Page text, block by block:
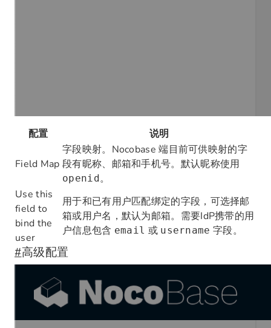
配置 说明
Field Map
字段映射。Nocobase 端目前可供映射的字
段有昵称、邮箱和手机号。默认昵称使用
openid。
Use this
field to
bind the
user
用于和已有用户匹配绑定的字段，可选择邮
箱或用户名，默认为邮箱。需要IdP携带的用
户信息包含 email 或 username 字段。
#高级配置